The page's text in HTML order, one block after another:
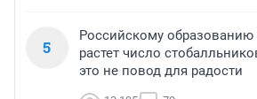
5
Российскому образованию
растет число
это не повод для радости